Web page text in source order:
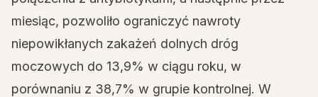
miesiąc, pozwoliło ograniczyć nawroty
niepowikłanych zakażeń dolnych dróg
moczowych do 13,9% w ciągu roku, w
porównaniu z 38,7% w grupie kontrolnej. W